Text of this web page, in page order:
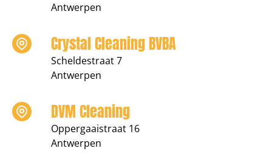
Antwerpen
Crystal Cleaning BVBA
Scheldestraat 7
Antwerpen
DVM Cleaning
Oppergaaistraat 16
Antwerpen